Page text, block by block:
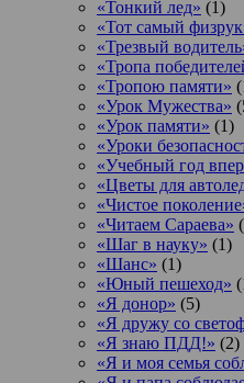
«Тонкий лед» (1)
«Тот самый
«Трезвый
«Тропа
«Тропою памяти»
«Урок Мужества»
«Урок памяти» (1)
«Уроки
«Учебный год
«Цветы для
«Чистое
«Читаем Сараева»
«Шаг в науку» (1)
«Шанс» (1)
«Юный пешеход»
«Я донор» (5)
«Я дружу со
«Я знаю ПДД!» (2)
«Я и моя семья